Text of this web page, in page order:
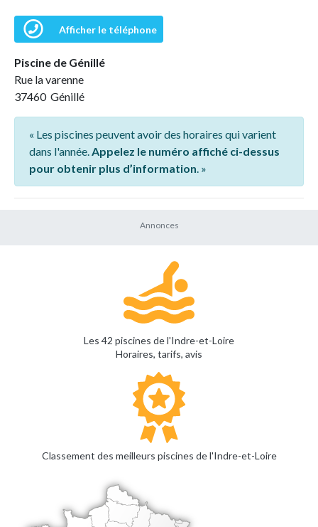
Afficher le téléphone
Piscine de Génillé
Rue la varenne
37460 Génillé
« Les piscines peuvent avoir des horaires qui varient
dans l'année.Appelez le numéro affiché ci-dessus
pour obtenir plus d’information. »
Les 42 piscines de l'Indre-et-Loire
Horaires, tarifs, avis
Classement des meilleurs piscines de l'Indre-et-Loire